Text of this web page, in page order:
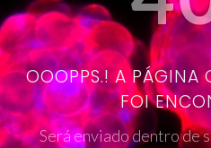
OOOPPS.! A PÁGINA
FOI
Será enviado dentro de